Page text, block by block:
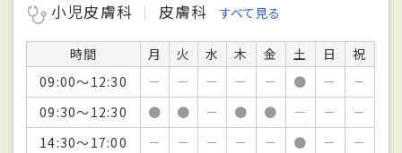
小児皮膚科
皮膚科 すべて見る
時間 月 火 水 木 金 土 日
祝
09:00～12:30
－ － － － － ● －
－
09:30～12:30
● ● － ● ● － －
－
14:30～17:00
－ － － － － ● －
－